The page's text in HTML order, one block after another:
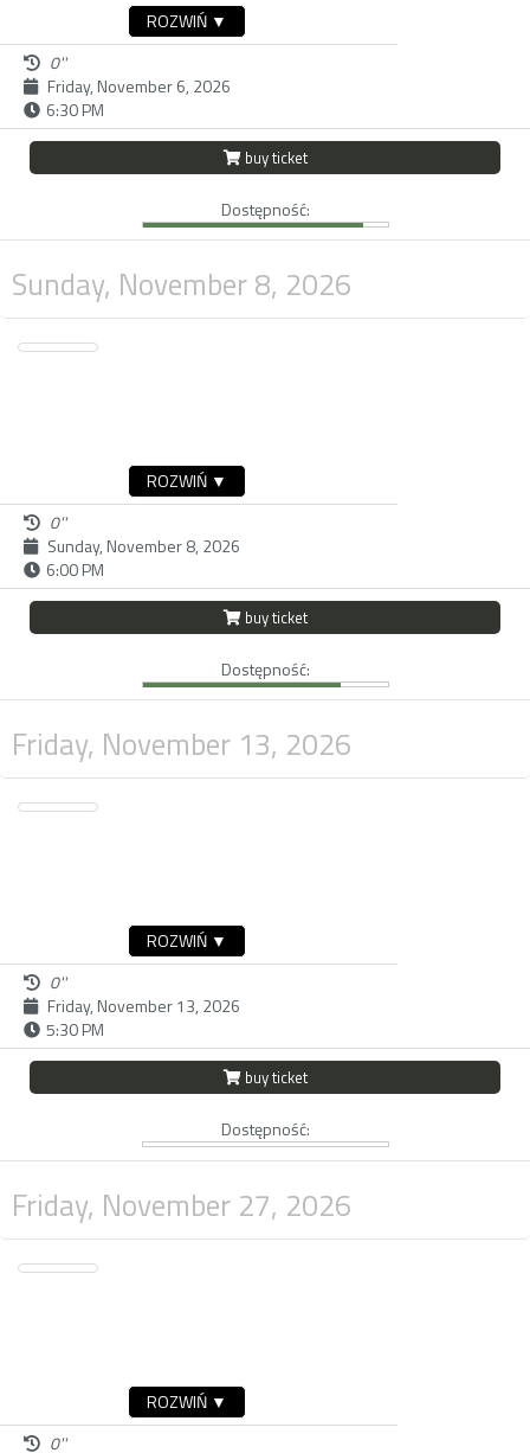
ROZWIŃ ▼
0''
Friday, November 6, 2026
6:30 PM
buy ticket
Dostępność:
Sunday, November 8, 2026
ROZWIŃ ▼
0''
Sunday, November 8, 2026
6:00 PM
buy ticket
Dostępność:
Friday, November 13, 2026
ROZWIŃ ▼
0''
Friday, November 13, 2026
5:30 PM
buy ticket
Dostępność:
Friday, November 27, 2026
ROZWIŃ ▼
0''